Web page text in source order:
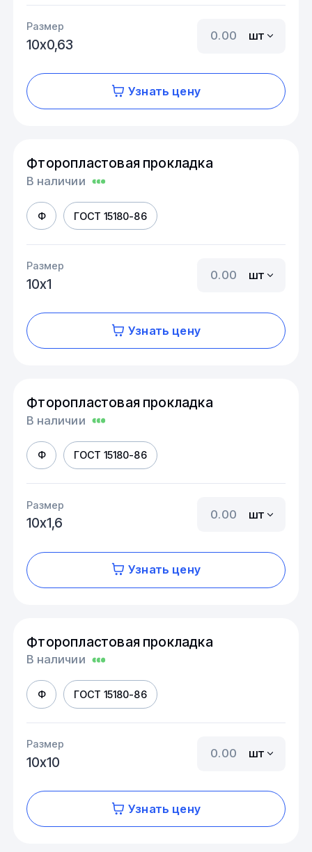
Размер
10х0,63
шт
Узнать цену
Фторопластовая прокладка
В наличии
Ф ГОСТ 15180-86
Размер
10х1
шт
Узнать цену
Фторопластовая прокладка
В наличии
Ф ГОСТ 15180-86
Размер
10х1,6
шт
Узнать цену
Фторопластовая прокладка
В наличии
Ф ГОСТ 15180-86
Размер
10х10
шт
Узнать цену